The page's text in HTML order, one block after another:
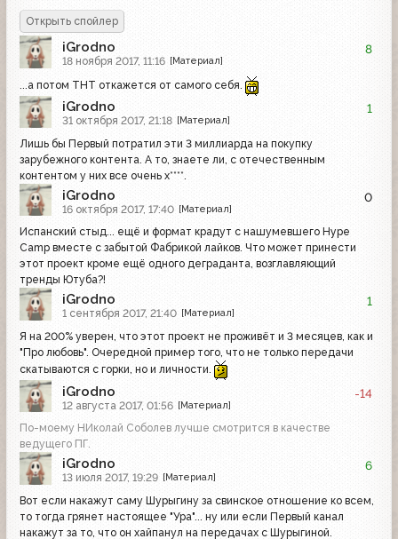
iGrodno
18 ноября 2017, 11:16 [Материал]
8
...а потом ТНТ откажется от самого себя.
iGrodno
31 октября 2017, 21:18 [Материал]
1
Лишь бы Первый потратил эти 3 миллиарда на покупку
зарубежного контента. А то, знаете ли, с отечественным
контентом у них все очень х****.
iGrodno
16 октября 2017, 17:40 [Материал]
0
Испанский стыд... ещё и формат крадут с нашумевшего Hype
Camp вместе с забытой Фабрикой лайков. Что может принести
этот проект кроме ещё одного деграданта, возглавляющий
тренды Ютуба?!
iGrodno
1 сентября 2017, 21:40 [Материал]
1
Я на 200% уверен, что этот проект не проживёт и 3 месяцев, как и
"Про любовь". Очередной пример того, что не только передачи
скатываются с горки, но и личности.
iGrodno
12 августа 2017, 01:56 [Материал]
-14
По-моему НИколай Соболев лучше смотрится в качестве
ведущего ПГ.
iGrodno
13 июля 2017, 19:29 [Материал]
6
Вот если накажут саму Шурыгину за свинское отношение ко всем,
то тогда грянет настоящее "Ура"... ну или если Первый канал
накажут за то, что он хайпанул на передачах с Шурыгиной.